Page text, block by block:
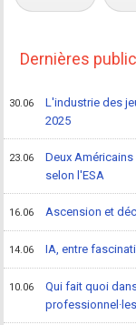
Dernières
30.06
L'industrie des
2025
23.06
Deux
selon l'ESA
16.06 Ascension et
14.06 IA, entre
10.06
Qui fait quoi
professionnel·les